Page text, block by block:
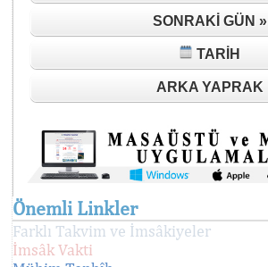
SONRAKI GÜN »
TARIH
ARKA YAPRAK
Önemli Linkler
Farklı Takvim ve İmsâkiyeler
İmsâk Vakti